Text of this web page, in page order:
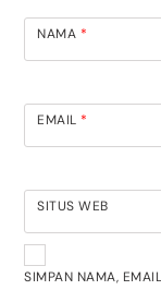
NAMA *
EMAIL *
SITUS WEB
SIMPAN NAMA,